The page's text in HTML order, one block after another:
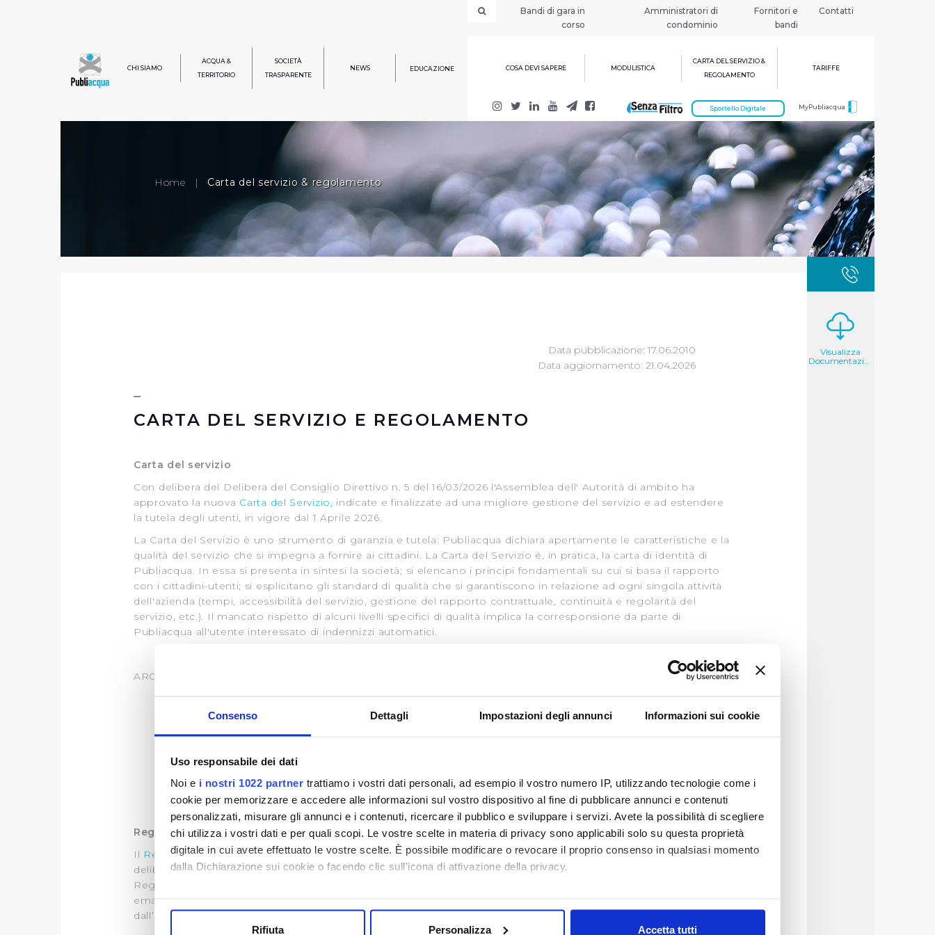
Consenso Dettagli Impostazioni degli annunci Informazioni sui cookie
Uso responsabile dei dati
Noi e i nostri 1022 partner trattiamo i vostri dati personali, ad esempio il vostro numero IP, utilizzando tecnologie come i
cookie per memorizzare e accedere alle informazioni sul vostro dispositivo al fine di pubblicare annunci e contenuti
personalizzati, misurare gli annunci e i contenuti, ricercare il pubblico e sviluppare i servizi. Avete la possibilità di scegliere
chi utilizza i vostri dati e per quali scopi. Le vostre scelte in materia di privacy sono applicabili solo su questa proprietà
digitale in cui avete effettuato le vostre scelte. È possibile modificare o revocare il proprio consenso in qualsiasi momento
dalla Dichiarazione sui cookie o facendo clic sull'icona di attivazione della privacy.
Rifiuta Personalizza Accetta tutti
Bandi di gara in
corso
Amministratori di
condominio
Fornitori e
bandi
Contatti
CHI SIAMO
ACQUA &
TERRITORIO
SOCIETÀ
TRASPARENTE
NEWS EDUCAZIONE COSA DEVI SAPERE MODULISTICA
CARTA DEL SERVIZIO &
REGOLAMENTO
TARIFFE
MyPubliacqua
Sportello Digitale
Home | Carta del servizio & regolamento
Data pubblicazione: 17.06.2010
Data aggiornamento: 21.04.2026
CARTA DEL SERVIZIO E REGOLAMENTO
Carta del servizio
Con delibera del Delibera del Consiglio Direttivo n. 5 del 16/03/2026 l'Assemblea dell' Autorità di ambito ha
approvato la nuova Carta del Servizio, indicate e finalizzate ad una migliore gestione del servizio e ad estendere
la tutela degli utenti, in vigore dal 1 Aprile 2026.
La Carta del Servizio è uno strumento di garanzia e tutela: Publiacqua dichiara apertamente le caratteristiche e la
qualità del servizio che si impegna a fornire ai cittadini. La Carta del Servizio è, in pratica, la carta di identità di
Publiacqua. In essa si presenta in sintesi la società; si elencano i principi fondamentali su cui si basa il rapporto
con i cittadini-utenti; si esplicitano gli standard di qualità che si garantiscono in relazione ad ogni singola attività
dell'azienda (tempi, accessibilità del servizio, gestione del rapporto contrattuale, continuità e regolarità del
servizio, etc.). Il mancato rispetto di alcuni livelli specifici di qualità implica la corresponsione da parte di
Publiacqua all'utente interessato di indennizzi automatici.
ARCHIVIO:
Carta del Servizio 2021
Carta del servizio 2019
Regolamento del Servizio Idrico Integrato
Il Regolamento del Servizio Idrico Integrato, applicato da Publiacqua, recepisce le direttive contenute nelle
delibere dell’Autorità per l’Energia Elettrica Gas e del Sistema Idrico Integrato e dell’Autorità Idrica Toscana. Il
Regolamento è soggetto a revisione triennale, salvo modifiche necessarie all’adeguamento alla normativa
emanata
dall’AEEGSI, comprese eventuali deroghe concesse al gestore, che saranno recepite nel medesimo.
Visualizza
Documentazione